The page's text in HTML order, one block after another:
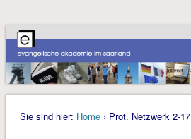
Sie sind hier: Home› Prot. Netzwerk 2-17